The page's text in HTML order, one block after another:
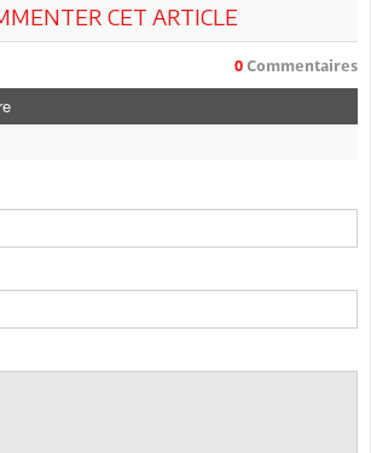
CET ARTICLE
0 Commentaires